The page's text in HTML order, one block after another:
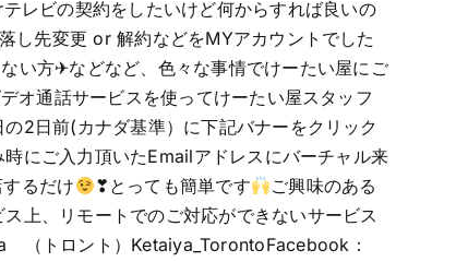
レビの契約をしたいけど何からすれば良いの
し先変更 or 解約などをMYアカウントでした
い方✈などなど、色々な事情でけーたい屋にご
オ通話サービスを使ってけーたい屋スタッフ
2日前(カナダ基準）に下記バナーをクリック
にご入力頂いたEmailアドレスにバーチャル来
るだけ ❣とっても簡単です
ご興味のある
上、リモートでのご対応ができないサービス
（トロント）Ketaiya_TorontoFacebook：